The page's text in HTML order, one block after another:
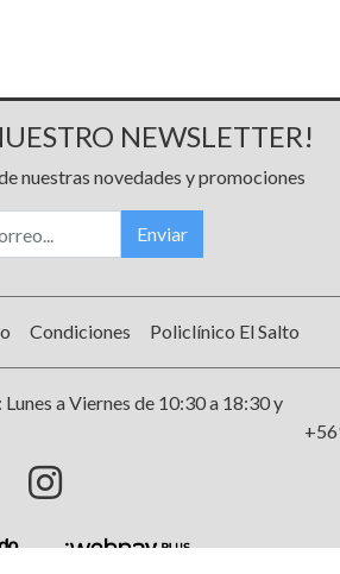
NEWSLETTER!
nuestras novedades y promociones
Enviar
Condiciones Policlínico El Salto
a Viernes de 10:30 a 18:30 y